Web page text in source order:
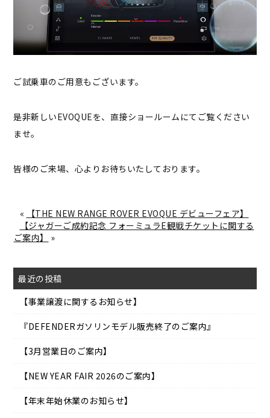
ご試乗車のご用意もございます。
是非新しいEVOQUEを、直接ショールームにてご覧ください
ませ。
皆様のご来場、心よりお待ちいたしております。
«
【THE NEW RANGE ROVER EVOQUE デビューフェア】
【ジャガーご成約記念 フォーミュラE観戦チケットに関する
ご案内】
»
最近の投稿
【事業譲渡に関するお知らせ】
『DEFENDERガソリンモデル販売終了のご案内』
【3月営業日のご案内】
【NEW YEAR FAIR 2026のご案内】
【年末年始休業のお知らせ】